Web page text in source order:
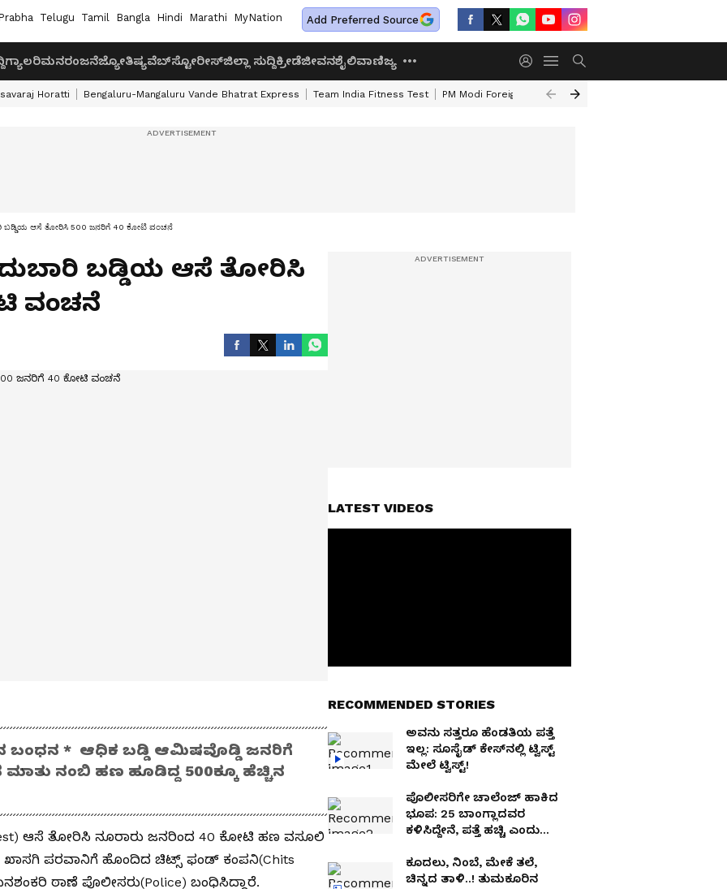
Telugu Tamil Bangla Hindi Marathi MyNation Add Preferred Source
ಗ್ಯಾಲರಿಮನರಂಜನೆಜ್ಯೋತಿಷ್ಯವೆಬ್‌ಸ್ಟೋರೀಸ್ಜಿಲ್ಲಾ ಸುದ್ದಿಕ್ರೀಡೆಜೀವನಶೈಲಿವಾಣಿಜ್ಯ
Horatti Bengaluru-Mangaluru Vande Bhatrat Express Team India Fitness Test PM Modi Foreign Travel Expenditure
ಬಡ್ಡಿಯ ಆಸೆ ತೋರಿಸಿ 500 ಜನರಿಗೆ 40 ಕೋಟಿ ವಂಚನೆ
ದುಬಾರಿ ಬಡ್ಡಿಯ ಆಸೆ ತೋರಿಸಿ
ವಂಚನೆ
ಬಂಧನ * ಆಧಿಕ ಬಡ್ಡಿ ಆಮಿಷವೊಡ್ಡಿ ಜನರಿಗೆ
ನಂಬಿ ಹಣ ಹೂಡಿದ್ದ 500ಕ್ಕೂ ಹೆಚ್ಚಿನ
ಆಸೆ ತೋರಿಸಿ ನೂರಾರು ಜನರಿಂದ 40 ಕೋಟಿ ಹಣ ವಸೂಲಿ
ಪರವಾನಿಗೆ ಹೊಂದಿದ ಚಿಟ್ಸ್‌ ಫಂಡ್‌ ಕಂಪನಿ(Chits
ಠಾಣೆ ಪೊಲೀಸರು(Police) ಬಂಧಿಸಿದ್ದಾರೆ.
LATEST VIDEOS
RECOMMENDED STORIES
ಅವನು ಸತ್ತರೂ ಹೆಂಡತಿಯ ಪತ್ತೆ
ಇಲ್ಲ: ಸೂಸೈಡ್​​ ಕೇಸ್​​ನಲ್ಲಿ ಟ್ವಿಸ್ಟ್​
ಮೇಲೆ ಟ್ವಿಸ್ಟ್!
ಪೊಲೀಸರಿಗೇ ಚಾಲೆಂಜ್ ಹಾಕಿದ
ಭೂಪ​: 25 ಬಾಂಗ್ಲಾದವರ
ಕಳಿಸಿದ್ದೇನೆ, ಪತ್ತೆ ಹಚ್ಚಿ ಎಂದು
ಕೂದಲು, ನಿಂಬೆ, ಮೇಕೆ ತಲೆ,
ಚಿನ್ನದ ತಾಳಿ..! ತುಮಕೂರಿನ